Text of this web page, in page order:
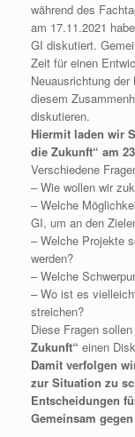
während des
am 17.11.2021
GI diskutiert.
Zeit für einen
Neuausrichtung
diesem
diskutieren.
Hiermit laden wir
die Zukunft“ am
Verschiedene
– Wie wollen wir
– Welche
GI, um an den
– Welche Projekte
werden?
– Welche
– Wo ist es
streichen?
Diese Fragen
Zukunft“ einen
Damit verfolgen
zur Situation zu
Entscheidungen
Gemeinsam